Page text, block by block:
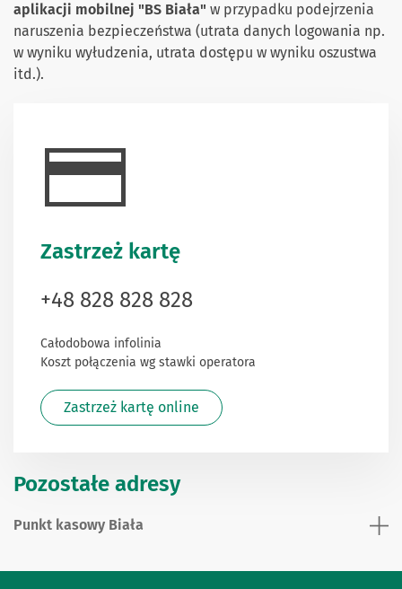
aplikacji mobilnej "BS Biała" w przypadku podejrzenia
naruszenia bezpieczeństwa (utrata danych logowania np.
w wyniku wyłudzenia, utrata dostępu w wyniku oszustwa
itd.).
Zastrzeż kartę
+48 828 828 828
Całodobowa infolinia
Koszt połączenia wg stawki operatora
Zastrzeż kartę online
Pozostałe adresy
Punkt kasowy Biała